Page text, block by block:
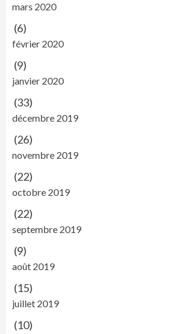
mars 2020
(6)
février 2020
(9)
janvier 2020
(33)
décembre 2019
(26)
novembre 2019
(22)
octobre 2019
(22)
septembre 2019
(9)
août 2019
(15)
juillet 2019
(10)